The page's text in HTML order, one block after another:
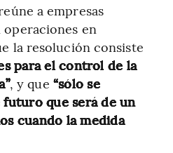
a empresas
en
la resolución consiste
para el control de la
, y que “sólo se
que será de un
cuando la medida